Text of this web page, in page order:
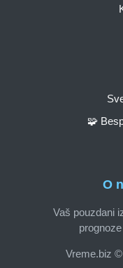
O
Vaš pouzdani
Vreme.biz
🧩